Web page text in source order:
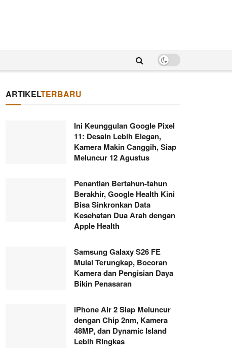
ARTIKELTERBARU
Ini Keunggulan Google Pixel
11: Desain Lebih Elegan,
Kamera Makin Canggih, Siap
Meluncur 12 Agustus
Penantian Bertahun-tahun
Berakhir, Google Health Kini
Bisa Sinkronkan Data
Kesehatan Dua Arah dengan
Apple Health
Samsung Galaxy S26 FE
Mulai Terungkap, Bocoran
Kamera dan Pengisian Daya
Bikin Penasaran
iPhone Air 2 Siap Meluncur
dengan Chip 2nm, Kamera
48MP, dan Dynamic Island
Lebih Ringkas